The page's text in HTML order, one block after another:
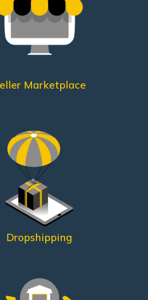
Marketplace
eccellentiSpedizioni puntuali
linee guida Customer Care
dedicata
Dropshipping
cosa ha bisogno?
veloceKnow-How
qualitàQuicker